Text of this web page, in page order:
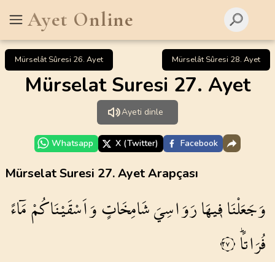
Ayet Online
Mürselât Sûresi 26. Ayet Mürselât Sûresi 28. Ayet
Mürselat Suresi 27. Ayet
Ayeti dinle
Whatsapp X (Twitter) Facebook
Mürselat Suresi 27. Ayet Arapçası
وَجَعَلْنَاف۪يهَارَوَاسِيَشَامِخَاتٍوَاَسْقَيْنَاكُمْمَٓاءً
فُرَاتاًۜ ٢٧